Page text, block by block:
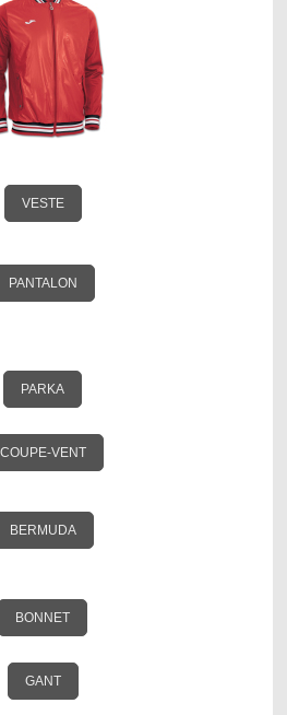
VESTE
PANTALON
PARKA
COUPE-VENT
BERMUDA
BONNET
GANT